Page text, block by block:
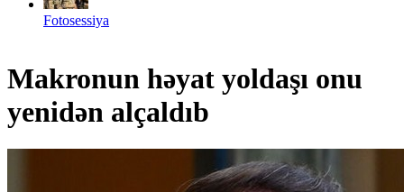
Fotosessiya
Makronun həyat yoldaşı onu
yenidən alçaldıb